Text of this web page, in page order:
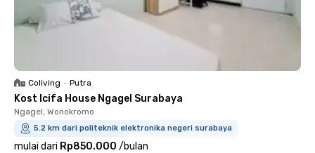
Coliving • Putra
Kost Icifa House Ngagel Surabaya
Ngagel, Wonokromo
5.2 km dari politeknik elektronika negeri surabaya
mulai dari Rp850.000 /bulan